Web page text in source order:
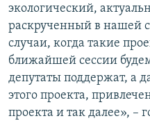
экологический,
раскрученный в нашей
случаи, когда такие
ближайшей сессии
депутаты поддержат, а
этого проекта,
проекта и так далее», –